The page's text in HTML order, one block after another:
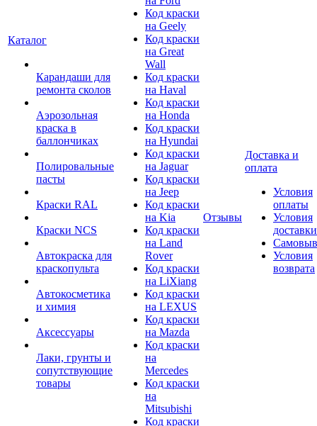
Каталог
Карандаши для
ремонта сколов
Аэрозольная
краска в
баллончиках
Полировальные
пасты
Краски RAL
Краски NCS
Автокраска для
краскопульта
Автокосметика
и химия
Аксессуары
Лаки, грунты и
сопутствующие
товары
Код краски
на Geely
Код краски
на Great
Wall
Код краски
на Haval
Код краски
на Honda
Код краски
на Hyundai
Код краски
на Jaguar
Код краски
на Jeep
Код краски
на Kia
Код краски
на Land
Rover
Код краски
на LiXiang
Код краски
на LEXUS
Код краски
на Mazda
Код краски
на
Mercedes
Код краски
на
Mitsubishi
Код краски
Отзывы
Доставка и
оплата
Условия
оплаты
Условия
доставки
Условия
возврата